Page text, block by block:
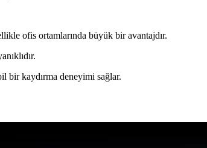
ofis ortamlarında büyük bir avantajdır.
bir kaydırma deneyimi sağlar.